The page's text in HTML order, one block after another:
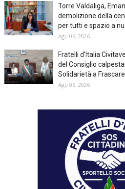
Torre Valdaliga,
demolizione della
per tutti e spazio a
Agu 06, 2026
Fratelli d'Italia
del Consiglio
Solidarietà a
Agu 05, 2026